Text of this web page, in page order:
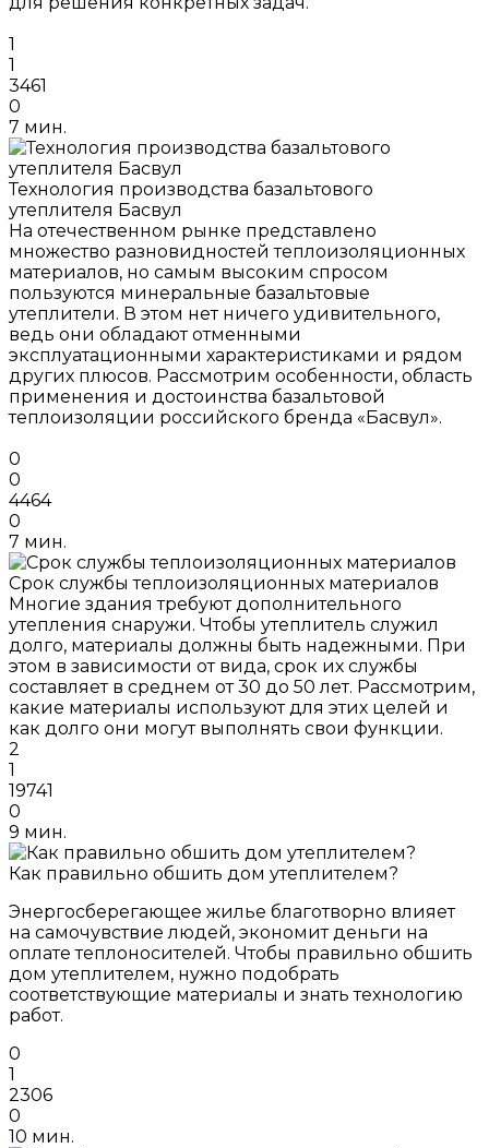
1
1
3461
0
7 мин.
Технология производства базальтового
утеплителя Басвул
На отечественном рынке представлено
множество разновидностей теплоизоляционных
материалов, но самым высоким спросом
пользуются минеральные базальтовые
утеплители. В этом нет ничего удивительного,
ведь они обладают отменными
эксплуатационными характеристиками и рядом
других плюсов. Рассмотрим особенности, область
применения и достоинства базальтовой
теплоизоляции российского бренда «Басвул».
0
0
4464
0
7 мин.
Срок службы теплоизоляционных материалов
Многие здания требуют дополнительного
утепления снаружи. Чтобы утеплитель служил
долго, материалы должны быть надежными. При
этом в зависимости от вида, срок их службы
составляет в среднем от 30 до 50 лет. Рассмотрим,
какие материалы используют для этих целей и
как долго они могут выполнять свои функции.
2
1
19741
0
9 мин.
Как правильно обшить дом утеплителем?
Энергосберегающее жилье благотворно влияет
на самочувствие людей, экономит деньги на
оплате теплоносителей. Чтобы правильно обшить
дом утеплителем, нужно подобрать
соответствующие материалы и знать технологию
работ.
0
1
2306
0
10 мин.